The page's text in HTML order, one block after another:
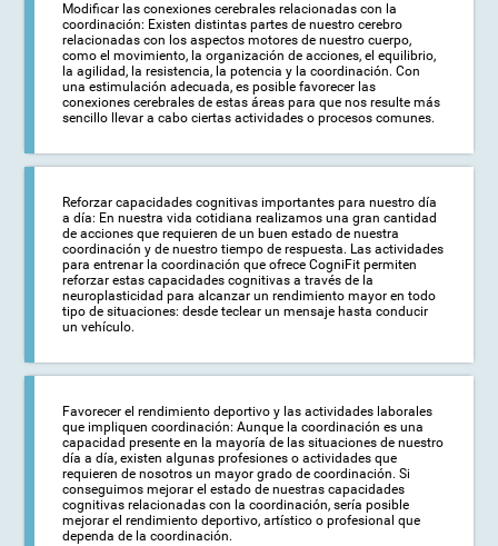
Modificar las conexiones cerebrales relacionadas con la
coordinación: Existen distintas partes de nuestro cerebro
relacionadas con los aspectos motores de nuestro cuerpo,
como el movimiento, la organización de acciones, el equilibrio,
la agilidad, la resistencia, la potencia y la coordinación. Con
una estimulación adecuada, es posible favorecer las
conexiones cerebrales de estas áreas para que nos resulte más
sencillo llevar a cabo ciertas actividades o procesos comunes.
Reforzar capacidades cognitivas importantes para nuestro día
a día: En nuestra vida cotidiana realizamos una gran cantidad
de acciones que requieren de un buen estado de nuestra
coordinación y de nuestro tiempo de respuesta. Las actividades
para entrenar la coordinación que ofrece CogniFit permiten
reforzar estas capacidades cognitivas a través de la
neuroplasticidad para alcanzar un rendimiento mayor en todo
tipo de situaciones: desde teclear un mensaje hasta conducir
un vehículo.
Favorecer el rendimiento deportivo y las actividades laborales
que impliquen coordinación: Aunque la coordinación es una
capacidad presente en la mayoría de las situaciones de nuestro
día a día, existen algunas profesiones o actividades que
requieren de nosotros un mayor grado de coordinación. Si
conseguimos mejorar el estado de nuestras capacidades
cognitivas relacionadas con la coordinación, sería posible
mejorar el rendimiento deportivo, artístico o profesional que
dependa de la coordinación.